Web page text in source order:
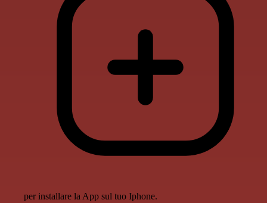
per installare la App sul tuo Iphone.